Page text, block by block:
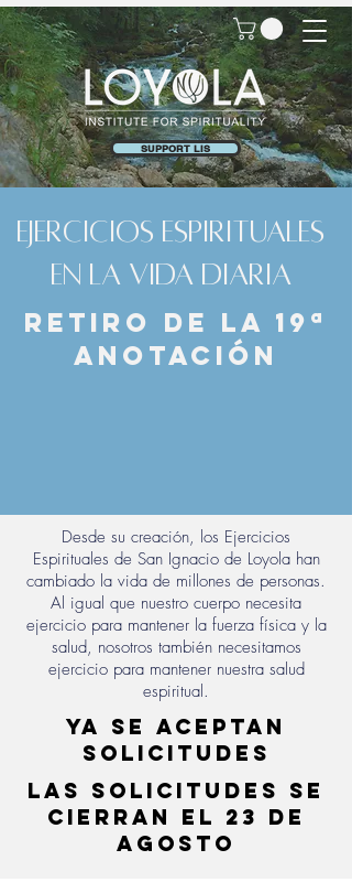
SUPPORT LIS
ejercicios espirituales
en la vida diaria
Retiro de la 19ª
Anotación
Desde su creación, los Ejercicios
Espirituales de San Ignacio de Loyola han
cambiado la vida de millones de personas.
Al igual que nuestro cuerpo necesita
ejercicio para mantener la fuerza física y la
salud, nosotros también necesitamos
ejercicio para mantener nuestra salud
espiritual.
YA SE ACEPTAN
SOLICITUDEs
LAS SOLICITUDES SE
CIERRAN EL 23 DE
AGOSTO